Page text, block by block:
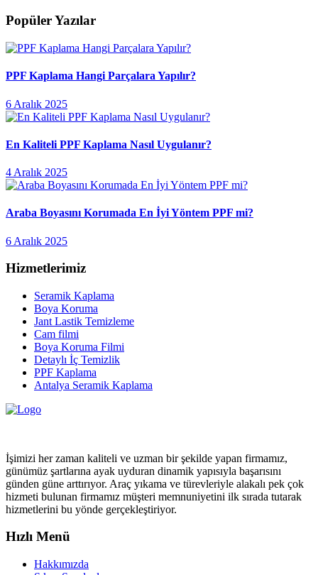
Popüler Yazılar
PPF Kaplama Hangi Parçalara Yapılır?
6 Aralık 2025
En Kaliteli PPF Kaplama Nasıl Uygulanır?
4 Aralık 2025
Araba Boyasını Korumada En İyi Yöntem PPF mi?
6 Aralık 2025
Hizmetlerimiz
Seramik Kaplama
Boya Koruma
Jant Lastik Temizleme
Cam filmi
Boya Koruma Filmi
Detaylı İç Temizlik
PPF Kaplama
Antalya Seramik Kaplama
İşimizi her zaman kaliteli ve uzman bir şekilde yapan firmamız,
günümüz şartlarına ayak uyduran dinamik yapısıyla başarısını
günden güne arttırıyor. Araç yıkama ve türevleriyle alakalı pek çok
hizmeti bulunan firmamız müşteri memnuniyetini ilk sırada tutarak
hizmetlerini bu yönde gerçekleştiriyor.
Hızlı Menü
Hakkımızda